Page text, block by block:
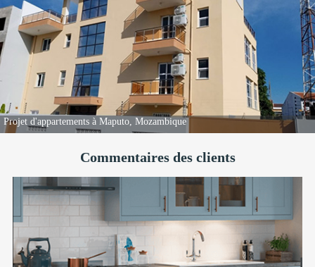
Projet de maison individuelle au Canada
Commentaires des clients